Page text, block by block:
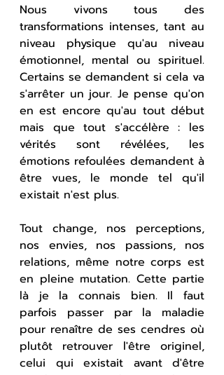
Nous vivons tous des
transformations intenses, tant au
niveau physique qu'au niveau
émotionnel, mental ou spirituel.
Certains se demandent si cela va
s'arrêter un jour. Je pense qu'on
en est encore qu'au tout début
mais que tout s'accélère : les
vérités sont révélées, les
émotions refoulées demandent à
être vues, le monde tel qu'il
existait n'est plus.
Tout change, nos perceptions,
nos envies, nos passions, nos
relations, même notre corps est
en pleine mutation. Cette partie
là je la connais bien. Il faut
parfois passer par la maladie
pour renaître de ses cendres où
plutôt retrouver l'être originel,
celui qui existait avant d'être